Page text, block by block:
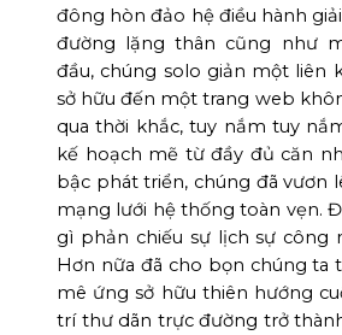
đông hòn đảo hệ điều hành
đường lặng thân cũng như
đầu, chúng solo giản một liên
sở hữu đến một trang web
qua thời khắc, tuy nắm tuy
kế hoạch mẽ từ đầy đủ căn
bậc phát triển, chúng đã vươn
mạng lưới hệ thống toàn vẹn.
gì phản chiếu sự lịch sự công
Hơn nữa đã cho bọn chúng ta
mê ứng sở hữu thiên hướng
trí thư dãn trực đường trở